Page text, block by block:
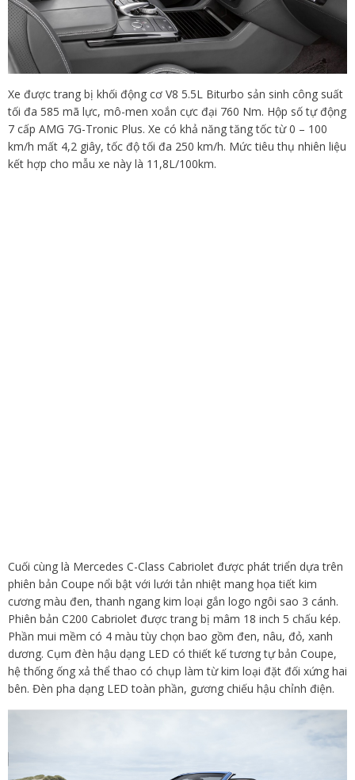
Xe được trang bị khối động cơ V8 5.5L Biturbo sản sinh công suất
tối đa 585 mã lực, mô-men xoắn cực đại 760 Nm. Hộp số tự động
7 cấp AMG 7G-Tronic Plus. Xe có khả năng tăng tốc từ 0 – 100
km/h mất 4,2 giây, tốc độ tối đa 250 km/h. Mức tiêu thụ nhiên liệu
kết hợp cho mẫu xe này là 11,8L/100km.
Cuối cùng là Mercedes C-Class Cabriolet được phát triển dựa trên
phiên bản Coupe nổi bật với lưới tản nhiệt mang họa tiết kim
cương màu đen, thanh ngang kim loại gắn logo ngôi sao 3 cánh.
Phiên bản C200 Cabriolet được trang bị mâm 18 inch 5 chấu kép.
Phần mui mềm có 4 màu tùy chọn bao gồm đen, nâu, đỏ, xanh
dương. Cụm đèn hậu dạng LED có thiết kế tương tự bản Coupe,
hệ thống ống xả thể thao có chụp làm từ kim loại đặt đối xứng hai
bên. Đèn pha dạng LED toàn phần, gương chiếu hậu chỉnh điện.